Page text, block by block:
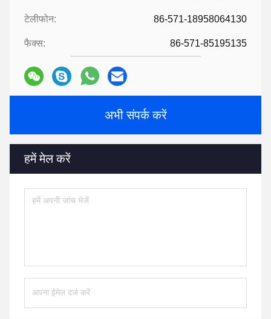
टेलीफोन: 86-571-18958064130
फैक्स: 86-571-85195135
अभी संपर्क करें
हमें मेल करें